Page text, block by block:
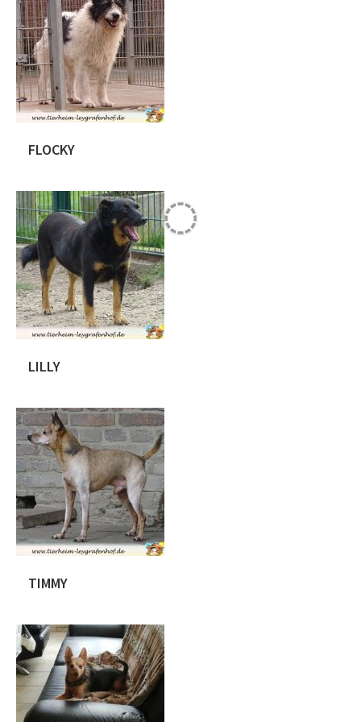
2020 zurückgebracht und uns als
aggressiv beschrieben! Leider hatte es
die Familie versäumt, Luko den
Umgang mit anderen Hunden und
Menschen zu lernen. Ferner gab die
Familie ihm zu wenig Sicherheit. Denn
er zeigte sich auch bei uns, […]
FLOCKY
Rumänien. Der junge Rüde wird auf ca.
1,5 Jahre geschätzt. Unser Radu
konnte die Fellnase spät abends
während der Arbeit sichern. Der
Jungspund ist noch etwas schüchtern,
aber zeigt bereits jetzt Ansätze das er
zwischen durch mal relaxen kann.
Flocky wartet bei uns auf seine neue
Familie. Da uns aufgefallen ist […]
LILLY
und zwei Schwestern in einem Erdloch,
nahe der Bahngleise in Rumänien in
der . Da war sie ca. 5 – 6 Wochen alt
und sehr scheu. Bei einer unserer
rumänische Pflegestelle wurden die 3
Hunde liebevoll umsorgt und
aufgepäppelt. Lilly ist laut Pass am
01.06.2020 geboren und hat […]
TIMMY
02.03.2011 geboren und hat eine
geschätzte Schulterhöhe von 30 cm.
Wir haben Timmy als Abgabehund
übernommen, da sein ehemaliges
Frauchen krank wurde. Da Timmy
mindestens 10 Jahre keinen Tierarzt